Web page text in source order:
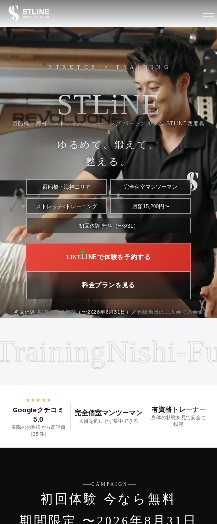
STRETCH × TRAINING
STLiNE
西船橋・海神｜ストレッチ×トレーニング パーソナルジム STLiNE西船橋
店
ゆるめて、鍛えて、
整える。
西船橋・海神エリア 完全個室マンツーマン
ストレッチ×トレーニング 月額15,200円〜
初回体験 無料（〜8/31）
LINEで体験を予約する
料金プランを見る
初回体験期間限定で無料 （〜2026年8月31日）／体験当日のご入会で入会金
Nishi-
★★★★★
Googleクチコミ
5.0
実際のお客様から高評価
（35件）
完全個室マンツーマン
人目を気にせず集中できる
有資格トレーナー
身体の状態を見て安全に
指導
CAMPAIGN
初回体験 今なら無料
期間限定 〜2026年8月31日